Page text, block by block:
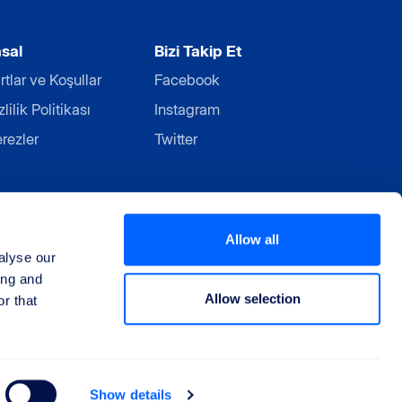
our
and
that
Show details
Allow all
Allow selection
ve Koşullar
Politikası
Bizi Takip Et
Facebook
Instagram
Twitter